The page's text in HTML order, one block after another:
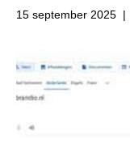
15 september 2025 |